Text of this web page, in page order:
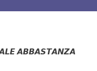
𝘼𝘽𝘽𝘼𝙎𝙏𝘼𝙉𝙕𝘼